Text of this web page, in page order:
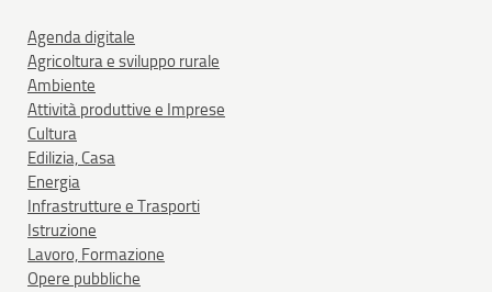
Agenda digitale
Agricoltura e sviluppo rurale
Ambiente
Attività produttive e Imprese
Cultura
Edilizia, Casa
Energia
Infrastrutture e Trasporti
Istruzione
Lavoro, Formazione
Opere pubbliche